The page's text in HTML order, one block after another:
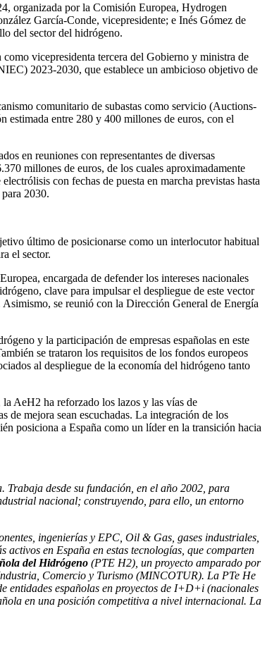
organizada por la Comisión Europea, Hydrogen
García-Conde, vicepresidente; e Inés Gómez de
del sector del hidrógeno.
vicepresidenta tercera del Gobierno y ministra de
2023-2030, que establece un ambicioso objetivo de
comunitario de subastas como servicio (Auctions-
entre 280 y 400 millones de euros, con el
en reuniones con representantes de diversas
millones de euros, de los cuales aproximadamente
con fechas de puesta en marcha previstas hasta
2030.
último de posicionarse como un interlocutor habitual
el sector.
encargada de defender los intereses nacionales
clave para impulsar el despliegue de este vector
se reunió con la Dirección General de Energía
y la participación de empresas españolas en este
se trataron los requisitos de los fondos europeos
al despliegue de la economía del hidrógeno tanto
AeH2 ha reforzado los lazos y las vías de
de mejora sean escuchadas. La integración de los
posiciona a España como un líder en la transición hacia
Trabaja desde su fundación, en el año 2002, para
nacional; construyendo, para ello, un entorno
ingenierías y EPC, Oil & Gas, gases industriales,
activos en España en estas tecnologías, que comparten
del Hidrógeno (PTE H2), un proyecto amparado por
Comercio y Turismo (MINCOTUR). La PTe He
entidades españolas en proyectos de I+D+i (nacionales
en una posición competitiva a nivel internacional. La